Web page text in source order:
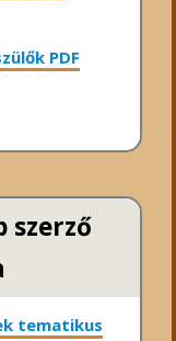
PDF
szerző
tematikus